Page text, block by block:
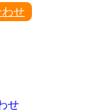
わせ
せ